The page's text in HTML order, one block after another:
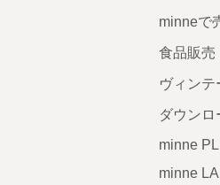
minneで
食品販売
ヴィンテ
ダウンロ
minne
minne